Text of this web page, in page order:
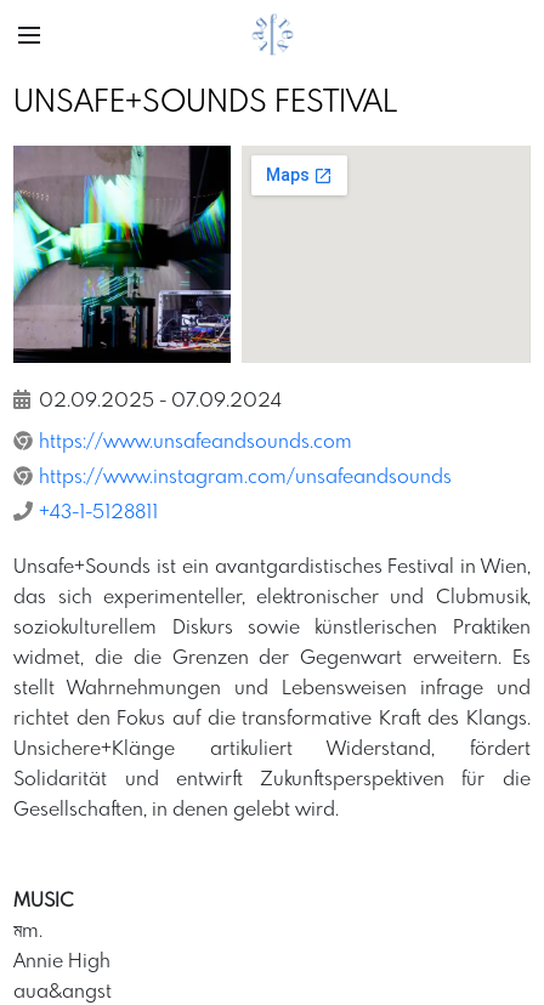
UNSAFE+SOUNDS FESTIVAL
Previous Next
02.09.2025 - 07.09.2024
https://www.unsafeandsounds.com
https://www.instagram.com/unsafeandsounds
+43-1-5128811
Unsafe+Sounds ist ein avantgardistisches Festival in Wien,
das sich experimenteller, elektronischer und Clubmusik,
soziokulturellem Diskurs sowie künstlerischen Praktiken
widmet, die die Grenzen der Gegenwart erweitern. Es
stellt Wahrnehmungen und Lebensweisen infrage und
richtet den Fokus auf die transformative Kraft des Klangs.
Unsichere+Klänge artikuliert Widerstand, fördert
Solidarität und entwirft Zukunftsperspektiven für die
Gesellschaften, in denen gelebt wird.
MUSIC
মm.
Annie High
aua&angst